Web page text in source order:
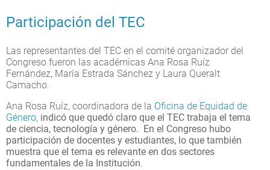
Participación del TEC
Las representantes del TEC en el comité organizador del
Congreso fueron las académicas Ana Rosa Ruíz
Fernández, María Estrada Sánchez y Laura Queralt
Camacho.
Ana Rosa Ruíz, coordinadora de la Oficina de Equidad de
Género, indicó que quedó claro que el TEC trabaja el tema
de ciencia, tecnología y género. En el Congreso hubo
participación de docentes y estudiantes, lo que también
muestra que el tema es relevante en dos sectores
fundamentales de la Institución.